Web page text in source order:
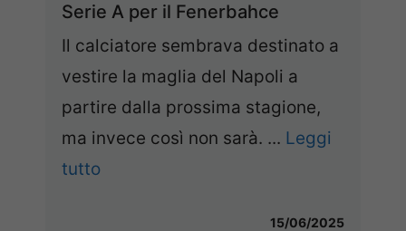
Serie A per il Fenerbahce
Il calciatore sembrava destinato a
vestire la maglia del Napoli a
partire dalla prossima stagione,
ma invece così non sarà. ... Leggi
tutto
15/06/2025